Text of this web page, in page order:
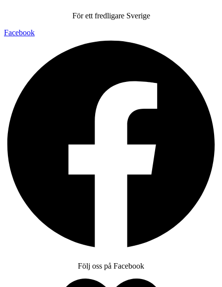
För ett fredligare Sverige
Facebook
Följ oss på Facebook